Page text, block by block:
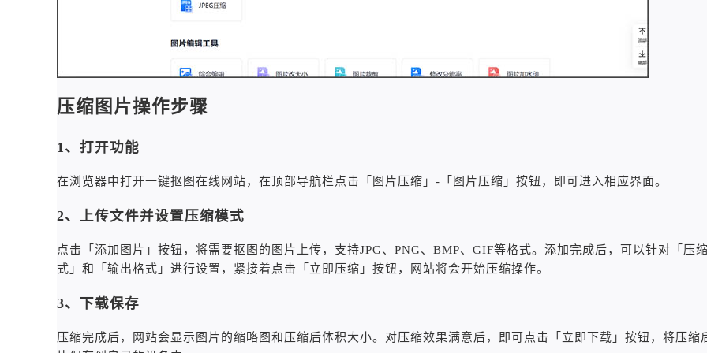
压缩图片操作步骤
1、打开功能
在浏览器中打开一键抠图在线网站，在顶部导航栏点击「图片压缩」-「图片压缩」按钮，即可进入相应界面。
2、上传文件并设置压缩模式
点击「添加图片」按钮，将需要抠图的图片上传，支持JPG、PNG、BMP、GIF等格式。添加完成后，可以针对「压
式」和「输出格式」进行设置，紧接着点击「立即压缩」按钮，网站将会开始压缩操作。
3、下载保存
压缩完成后，网站会显示图片的缩略图和压缩后体积大小。对压缩效果满意后，即可点击「立即下载」按钮，将压缩